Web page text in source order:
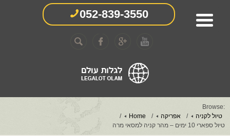
052-839-3550
Browse:
Home
אפריקה
טיול לקניה
טיול ספארי 10 ימים – מהר קניה למסאי מרה